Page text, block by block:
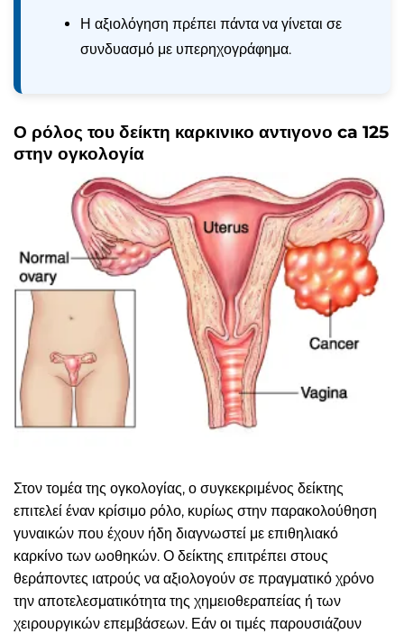
Η αξιολόγηση πρέπει πάντα να γίνεται σε
συνδυασμό με υπερηχογράφημα.
Ο ρόλος του δείκτη καρκινικο αντιγονο ca 125
στην ογκολογία
Στον τομέα της ογκολογίας, ο συγκεκριμένος δείκτης
επιτελεί έναν κρίσιμο ρόλο, κυρίως στην παρακολούθηση
γυναικών που έχουν ήδη διαγνωστεί με επιθηλιακό
καρκίνο των ωοθηκών. Ο δείκτης επιτρέπει στους
θεράποντες ιατρούς να αξιολογούν σε πραγματικό χρόνο
την αποτελεσματικότητα της χημειοθεραπείας ή των
χειρουργικών επεμβάσεων. Εάν οι τιμές παρουσιάζουν